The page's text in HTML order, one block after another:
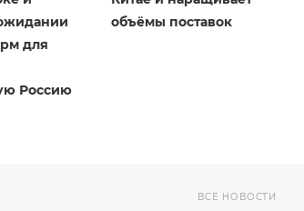
для
Россию
объёмы поставок
ВСЕ НОВОСТИ